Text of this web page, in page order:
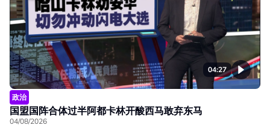
04:27
政治
国盟国阵合体过半阿都卡林开酸西马敢弃东马
04/08/2026